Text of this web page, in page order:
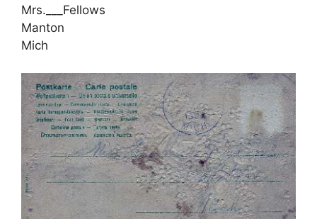
Mrs.___Fellows
Manton
Mich